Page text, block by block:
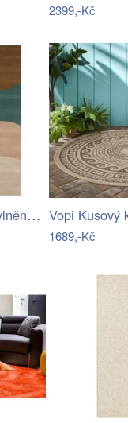
2399,-Kč
Fargotex Barevný vlněný koberec Venus…
1689,-Kč